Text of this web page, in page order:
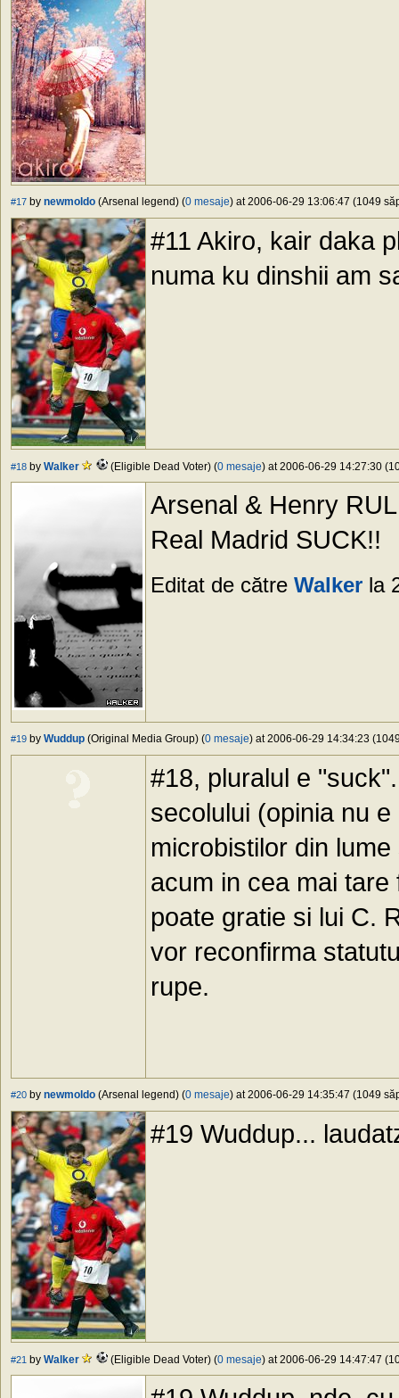
#17 by newmoldo (Arsenal legend) (0 mesaje) at 2006-06-29 13:06:47 (1049
#11 Akiro, kair daka
numa ku dinshii am
#18 by Walker (Eligible Dead Voter) (0 mesaje) at 2006-06-29 14:27:30
Arsenal & Henry
Real Madrid SUCK!!
Editat de către Walker la
#19 by Wuddup (Original Media Group) (0 mesaje) at 2006-06-29 14:34:23
#18, pluralul e
secolului (opinia nu
microbistilor din
acum in cea mai
poate gratie si lui C.
vor reconfirma
rupe.
#20 by newmoldo (Arsenal legend) (0 mesaje) at 2006-06-29 14:35:47 (1049
#19 Wuddup...
#21 by Walker (Eligible Dead Voter) (0 mesaje) at 2006-06-29 14:47:47